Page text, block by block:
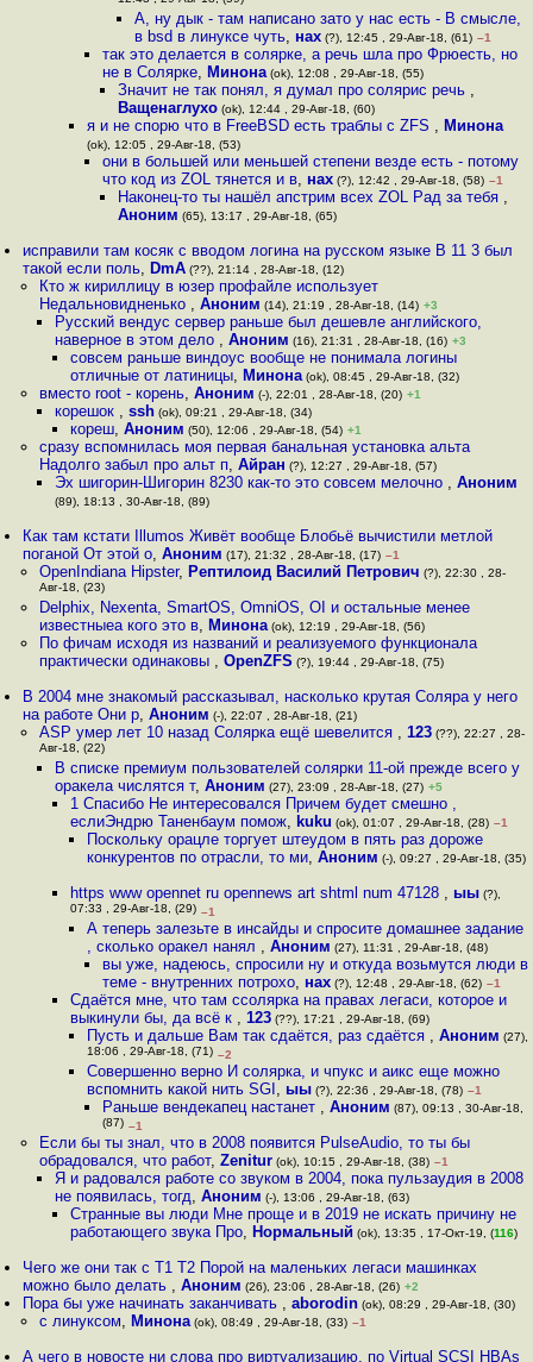
А, ну дык - там написано зато у нас есть - В смысле,
в bsd в линуксе чуть, нах(?), 12:45 , 29-Авг-18, (61) –1
так это делается в солярке, а речь шла про Фрюесть, но
не в Солярке, Минона(ok), 12:08 , 29-Авг-18, (55)
Значит не так понял, я думал про солярис речь ,
Ващенаглухо (ok), 12:44 , 29-Авг-18, (60)
я и не спорю что в FreeBSD есть траблы с ZFS , Минона
(ok), 12:05 , 29-Авг-18, (53)
они в большей или меньшей степени везде есть - потому
что код из ZOL тянется и в, нах(?), 12:42 , 29-Авг-18, (58) –1
Наконец-то ты нашёл апстрим всех ZOL Рад за тебя ,
Аноним (65), 13:17 , 29-Авг-18, (65)
исправили там косяк с вводом логина на русском языке В 11 3 был
такой если поль, DmA (??), 21:14 , 28-Авг-18, (12)
Кто ж кириллицу в юзер профайле использует
Недальновидненько , Аноним (14), 21:19 , 28-Авг-18, (14) +3
Русский вендус сервер раньше был дешевле английского,
наверное в этом дело , Аноним (16), 21:31 , 28-Авг-18, (16) +3
совсем раньше виндоус вообще не понимала логины
отличные от латиницы, Минона (ok), 08:45 , 29-Авг-18, (32)
вместо root - корень, Аноним (-), 22:01 , 28-Авг-18, (20) +1
корешок , ssh(ok), 09:21 , 29-Авг-18, (34)
кореш,Аноним (50), 12:06 , 29-Авг-18, (54) +1
сразу вспомнилась моя первая банальная установка альта
Надолго забыл про альт п, Айран (?), 12:27 , 29-Авг-18, (57)
Эх шигорин-Шигорин 8230 как-то это совсем мелочно , Аноним
(89), 18:13 , 30-Авг-18, (89)
Как там кстати Illumos Живёт вообще Блобьё вычистили метлой
поганой От этой о,Аноним (17), 21:32 , 28-Авг-18, (17) –1
OpenIndiana Hipster, Рептилоид Василий Петрович (?), 22:30 , 28-
Авг-18, (23)
Delphix, Nexenta, SmartOS, OmniOS, OI и остальные менее
известныеа кого это в, Минона(ok), 12:19 , 29-Авг-18, (56)
По фичам исходя из названий и реализуемого функционала
практически одинаковы , OpenZFS (?), 19:44 , 29-Авг-18, (75)
В 2004 мне знакомый рассказывал, насколько крутая Соляра у него
на работе Они р,Аноним (-), 22:07 , 28-Авг-18, (21)
ASP умер лет 10 назад Солярка ещё шевелится , 123(??), 22:27 , 28-
Авг-18, (22)
В списке премиум пользователей солярки 11-ой прежде всего у
оракела числятся т, Аноним (27), 23:09 , 28-Авг-18, (27) +5
1 Спасибо Не интересовался Причем будет смешно ,
еслиЭндрю Таненбаум помож, kuku (ok), 01:07 , 29-Авг-18, (28) –1
Поскольку орацле торгует штеудом в пять раз дороже
конкурентов по отрасли, то ми, Аноним (-), 09:27 , 29-Авг-18, (35)
https www opennet ru opennews art shtml num 47128 , ыы (?),
07:33 , 29-Авг-18, (29) –1
А теперь залезьте в инсайды и спросите домашнее задание
, сколько оракел нанял , Аноним (27), 11:31 , 29-Авг-18, (48)
вы уже, надеюсь, спросили ну и откуда возьмутся люди в
теме - внутренних потрохо, нах(?), 12:48 , 29-Авг-18, (62) –1
Сдаётся мне, что там ссолярка на правах легаси, которое и
выкинули бы, да всё к ,123 (??), 17:21 , 29-Авг-18, (69)
Пусть и дальше Вам так сдаётся, раз сдаётся , Аноним (27),
18:06 , 29-Авг-18, (71) –2
Совершенно верно И солярка, и чпукс и аикс еще можно
вспомнить какой нить SGI , ыы(?), 22:36 , 29-Авг-18, (78) –1
Раньше вендeкапец настанет , Аноним (87), 09:13 , 30-Авг-18,
(87) –1
Если бы ты знал, что в 2008 появится PulseAudio, то ты бы
обрадовался, что работ, Zenitur(ok), 10:15 , 29-Авг-18, (38) –1
Я и радовался работе со звуком в 2004, пока пульзаудия в 2008
не появилась, тогд, Аноним (-), 13:06 , 29-Авг-18, (63)
Странные вы люди Мне проще и в 2019 не искать причину не
работающего звука Про, Нормальный (ok), 13:35 , 17-Окт-19, (116)
Чего же они так с T1 T2 Порой на маленьких легаси машинках
можно было делать ,Аноним (26), 23:06 , 28-Авг-18, (26) +2
Пора бы уже начинать заканчивать ,aborodin (ok), 08:29 , 29-Авг-18, (30)
с линуксом, Минона(ok), 08:49 , 29-Авг-18, (33) –1
А чего в новосте ни слова про виртуализацию, по Virtual SCSI HBAs